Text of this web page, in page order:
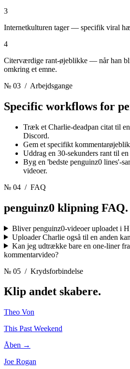
3
Internetkulturen tager — specifik viral
4
Citerværdige rant-øjeblikke — når han
omkring et emne.
№ 03 / Arbejdsgange
Specific workflows for
Træk et Charlie-deadpan citat til
Discord.
Gem et specifikt
Uddrag en 30-sekunders rant til
Byg en 'bedste penguinz0 lines'-
videoer.
№ 04 / FAQ
penguinz0 klipning FAQ.
Bliver penguinz0-videoer uploadet i
Uploader Charlie også til en anden
Kan jeg udtrække bare en one-liner
kommentarvideo?
№ 05 / Krydsforbindelse
Klip andet skabere.
Theo Von
This Past Weekend
Åben →
Joe Rogan